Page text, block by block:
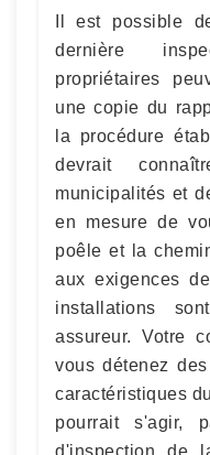
Il est possible
dernière
propriétaires
une copie du
la procédure
devrait
municipalités et
en mesure de
poêle et la
aux exigences
installations
assureur. Votre
vous détenez
caractéristiques
pourrait s'agir,
d'inspection de